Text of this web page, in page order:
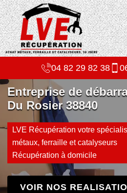
04 82 29 82 38
Entreprise de
Du Rosier 38840
LVE Récupération votre
métaux, ferraille et catalyseurs
Récupération à domicile
VOIR NOS